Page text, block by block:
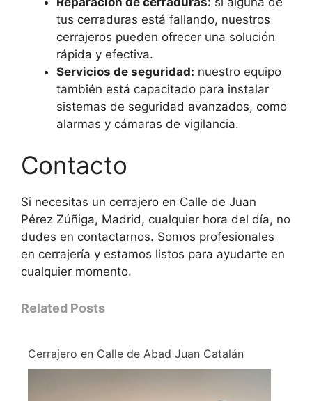
tus cerraduras está fallando, nuestros
cerrajeros pueden ofrecer una solución
rápida y efectiva.
Servicios de seguridad: nuestro equipo
también está capacitado para instalar
sistemas de seguridad avanzados, como
alarmas y cámaras de vigilancia.
Contacto
Si necesitas un cerrajero en Calle de Juan
Pérez Zúñiga, Madrid, cualquier hora del día, no
dudes en contactarnos. Somos profesionales
en cerrajería y estamos listos para ayudarte en
cualquier momento.
Related Posts
Cerrajero en Calle de Abad Juan Catalán